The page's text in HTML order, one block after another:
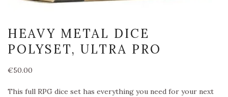
HEAVY METAL DICE
POLYSET, ULTRA PRO
€50.00
This full RPG dice set has everything you need for your next